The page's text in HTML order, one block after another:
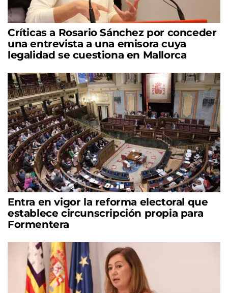
Críticas a Rosario Sánchez por conceder
una entrevista a una emisora cuya
legalidad se cuestiona en Mallorca
Entra en vigor la reforma electoral que
establece circunscripción propia para
Formentera